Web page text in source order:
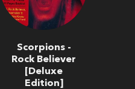
Scorpions -
Rock Believer
[Deluxe
Edition]